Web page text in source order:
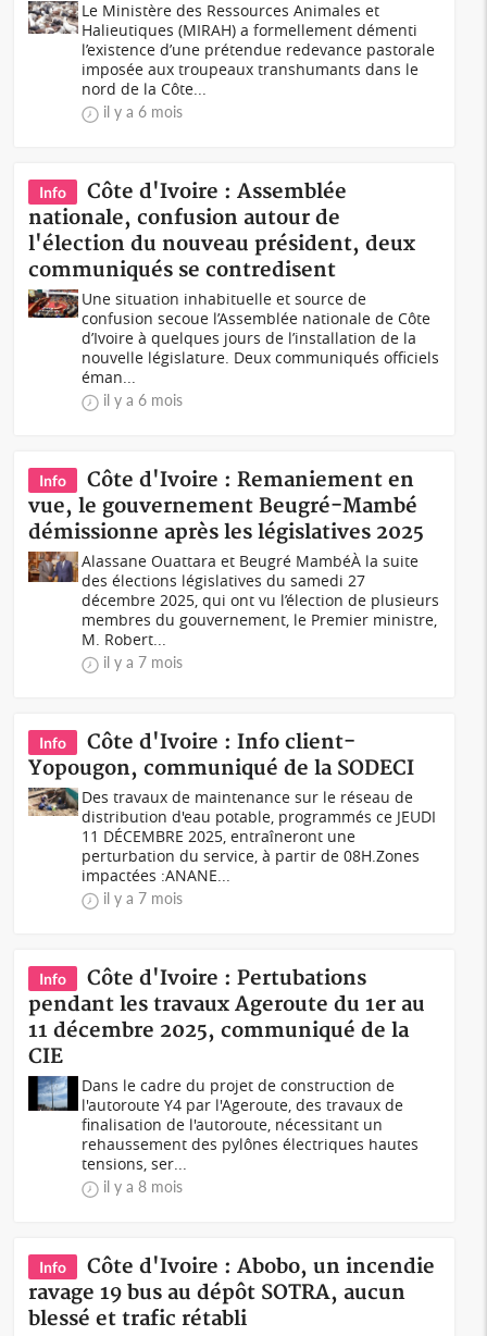
Le Ministère des Ressources Animales et
Halieutiques (MIRAH) a formellement démenti
l’existence d’une prétendue redevance pastorale
imposée aux troupeaux transhumants dans le
nord de la Côte...
il y a 6 mois
Info
Côte d'Ivoire : Assemblée
nationale, confusion autour de
l'élection du nouveau président, deux
communiqués se contredisent
Une situation inhabituelle et source de
confusion secoue l’Assemblée nationale de Côte
d’Ivoire à quelques jours de l’installation de la
nouvelle législature. Deux communiqués officiels
éman...
il y a 6 mois
Info
Côte d'Ivoire : Remaniement en
vue, le gouvernement Beugré-Mambé
démissionne après les législatives 2025
Alassane Ouattara et Beugré MambéÀ la suite
des élections législatives du samedi 27
décembre 2025, qui ont vu l’élection de plusieurs
membres du gouvernement, le Premier ministre,
M. Robert...
il y a 7 mois
Info
Côte d'Ivoire : Info client-
Yopougon, communiqué de la SODECI
Des travaux de maintenance sur le réseau de
distribution d'eau potable, programmés ce JEUDI
11 DÉCEMBRE 2025, entraîneront une
perturbation du service, à partir de 08H.Zones
impactées :ANANE...
il y a 7 mois
Info
Côte d'Ivoire : Pertubations
pendant les travaux Ageroute du 1er au
11 décembre 2025, communiqué de la
CIE
Dans le cadre du projet de construction de
l'autoroute Y4 par l'Ageroute, des travaux de
finalisation de l'autoroute, nécessitant un
rehaussement des pylônes électriques hautes
tensions, ser...
il y a 8 mois
Info
Côte d'Ivoire : Abobo, un incendie
ravage 19 bus au dépôt SOTRA, aucun
blessé et trafic rétabli